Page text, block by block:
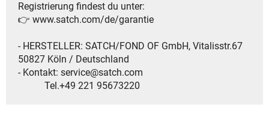
Registrierung findest du unter:
👉 www.satch.com/de/garantie​
- HERSTELLER: SATCH/FOND OF GmbH, Vitalisstr.67
50827 Köln / Deutschland
- Kontakt: service@satch.com
Tel.+49 221 95673220